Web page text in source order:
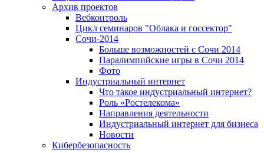
Архив проектов
Вебконтроль
Цикл семинаров "Облака и госсектор"
Сочи-2014
Больше возможностей с Сочи 2014
Паралимпийские игры в Сочи 2014
Фото
Индустриальный интернет
Что такое индустриальный интернет?
Роль «Ростелекома»
Направления деятельности
Индустриальный интернет для бизнеса
Новости
Кибербезопасность